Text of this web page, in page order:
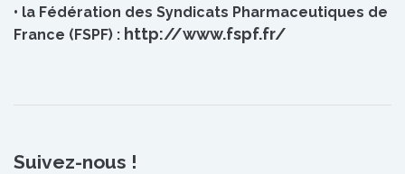
• la Fédération des Syndicats Pharmaceutiques de
France (FSPF) : http://www.fspf.fr/
Suivez-nous !